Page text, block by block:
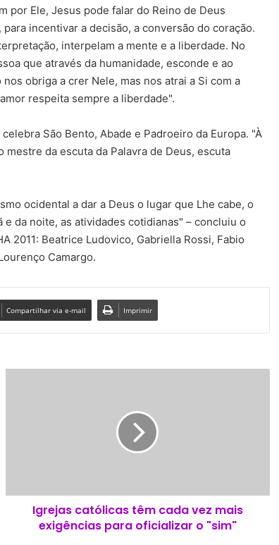
por Ele, Jesus pode falar do Reino de Deus
incentivar a decisão, a conversão do coração.
interpelam a mente e a liberdade. No
que através da humanidade, esconde e ao
obriga a crer Nele, mas nos atrai a Si com a
respeita sempre a liberdade".
São Bento, Abade e Padroeiro da Europa. "À
da escuta da Palavra de Deus, escuta
ocidental a dar a Deus o lugar que Lhe cabe, o
da noite, as atividades cotidianas" – concluiu o
2011: Beatrice Ludovico, Gabriella Rossi, Fabio
Camargo.
Compartilhar via e-mail Imprimir
a
Igrejas católicas têm cada vez mais
exigências para oficializar o "sim"